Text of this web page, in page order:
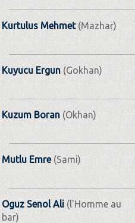
Kurtulus Mehmet(Mazhar)
Kuyucu Ergun(Gokhan)
Kuzum Boran (Okhan)
Mutlu Emre(Sami)
Oguz Senol Ali(l'Homme au
bar)